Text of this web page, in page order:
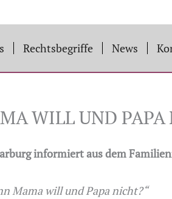
Rechtsbegriffe News
WILL UND PAPA
informiert aus dem
Mama will und Papa nicht?“